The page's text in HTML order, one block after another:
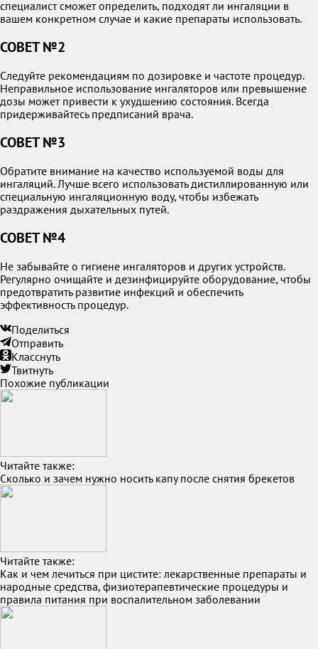
специалист сможет определить, подходят ли ингаляции в
вашем конкретном случае и какие препараты использовать.
СОВЕТ №2
Следуйте рекомендациям по дозировке и частоте процедур.
Неправильное использование ингаляторов или превышение
дозы может привести к ухудшению состояния. Всегда
придерживайтесь предписаний врача.
СОВЕТ №3
Обратите внимание на качество используемой воды для
ингаляций. Лучше всего использовать дистиллированную или
специальную ингаляционную воду, чтобы избежать
раздражения дыхательных путей.
СОВЕТ №4
Не забывайте о гигиене ингаляторов и других устройств.
Регулярно очищайте и дезинфицируйте оборудование, чтобы
предотвратить развитие инфекций и обеспечить
эффективность процедур.
Поделиться
Отправить
Класснуть
Твитнуть
Похожие публикации
Читайте также:
Сколько и зачем нужно носить капу после снятия брекетов
Читайте также:
Как и чем лечиться при цистите: лекарственные препараты и
народные средства, физиотерапевтические процедуры и
правила питания при воспалительном заболевании